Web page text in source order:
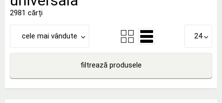
2981 cărți
cele mai vândute 24
filtrează produsele